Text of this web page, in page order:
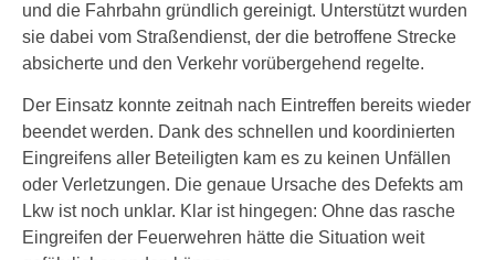
und die Fahrbahn gründlich gereinigt. Unterstützt wurden
sie dabei vom Straßendienst, der die betroffene Strecke
absicherte und den Verkehr vorübergehend regelte.
Der Einsatz konnte zeitnah nach Eintreffen bereits wieder
beendet werden. Dank des schnellen und koordinierten
Eingreifens aller Beteiligten kam es zu keinen Unfällen
oder Verletzungen. Die genaue Ursache des Defekts am
Lkw ist noch unklar. Klar ist hingegen: Ohne das rasche
Eingreifen der Feuerwehren hätte die Situation weit